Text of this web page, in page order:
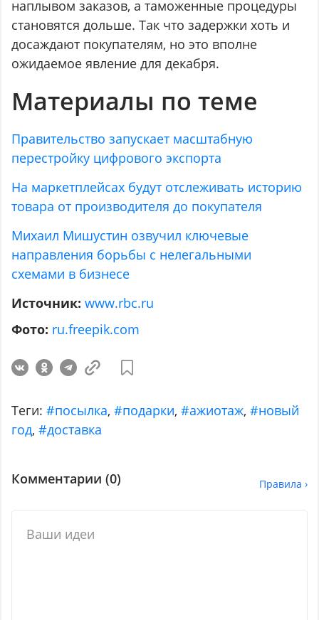
наплывом заказов, а таможенные процедуры
становятся дольше. Так что задержки хоть и
досаждают покупателям, но это вполне
ожидаемое явление для декабря.
Материалы по теме
Правительство запускает масштабную
перестройку цифрового экспорта
На маркетплейсах будут отслеживать историю
товара от производителя до покупателя
Михаил Мишустин озвучил ключевые
направления борьбы с нелегальными
схемами в бизнесе
Источник: www.rbc.ru
Фото: ru.freepik.com
Теги: #посылка,#подарки,#ажиотаж,#новый
год,#доставка
Комментарии (0) Правила ›